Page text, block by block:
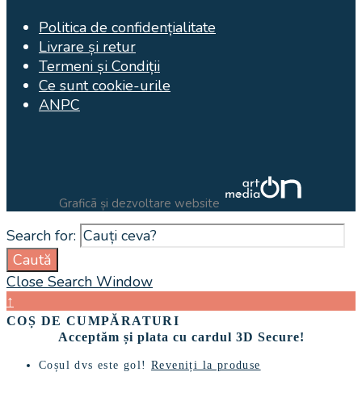
Politica de confidențialitate
Livrare și retur
Termeni și Condiții
Ce sunt cookie-urile
ANPC
Graficã și dezvoltare website
Search for:
Caută
Close Search Window
↑
COȘ DE CUMPĂRATURI
Acceptăm și plata cu cardul 3D Secure!
Coșul dvs este gol!Reveniți la produse